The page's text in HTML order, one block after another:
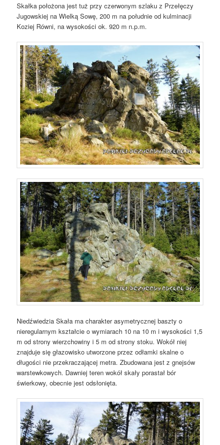
Skałka położona jest tuż przy czerwonym szlaku z Przełęczy
Jugowskiej na Wielką Sowę, 200 m na południe od kulminacji
Koziej Równi, na wysokości ok. 920 m n.p.m.
Niedźwiedzia Skała ma charakter asymetrycznej baszty o
nieregularnym kształcie o wymiarach 10 na 10 m i wysokości 1,5
m od strony wierzchowiny i 5 m od strony stoku. Wokół niej
znajduje się głazowisko utworzone przez odłamki skalne o
długości nie przekraczającej metra. Zbudowana jest z gnejsów
warstewkowych. Dawniej teren wokół skały porastał bór
świerkowy, obecnie jest odsłonięta.